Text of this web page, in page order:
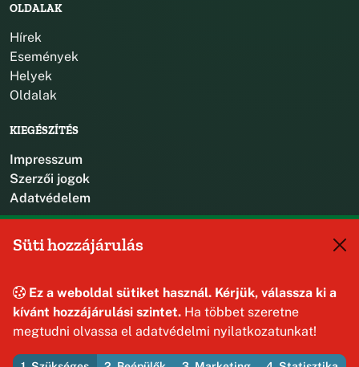
OLDALAK
Hírek
Események
Helyek
Oldalak
KIEGÉSZÍTÉS
Impresszum
Szerzői jogok
Adatvédelem
8192 Hajmáskér, Kossuth Lajos u. 31.
Süti hozzájárulás
Ez a weboldal sütiket használ. Kérjük, válassza ki a
kívánt hozzájárulási szintet. Ha többet szeretne
megtudni olvassa el adatvédelmi nyilatkozatunkat!